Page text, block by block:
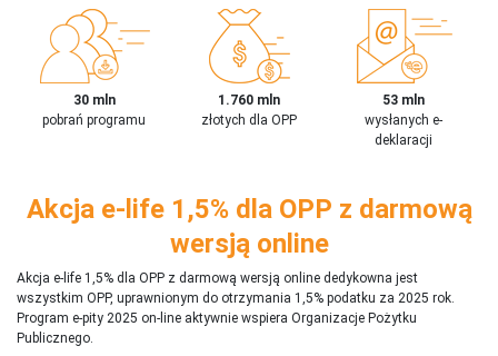
30 mln
pobrań programu
1.760 mln
złotych dla OPP
53 mln
wysłanych e-
deklaracji
Akcja e-life 1,5% dla OPP z darmową
wersją online
Akcja e-life 1,5% dla OPP z darmową wersją online dedykowna jest
wszystkim OPP, uprawnionym do otrzymania 1,5% podatku za 2025 rok.
Program e-pity 2025 on-line aktywnie wspiera Organizacje Pożytku
Publicznego.